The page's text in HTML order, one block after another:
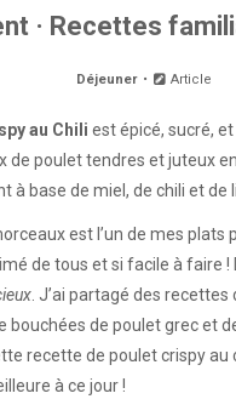
· Recettes
Déjeuner Article
au Chili est épicé, sucré,
de poulet tendres et juteux
à base de miel, de chili et de
est l’un de mes plats
de tous et si facile à faire !
. J’ai partagé des
bouchées de poulet grec et
recette de poulet crispy au
à ce jour !